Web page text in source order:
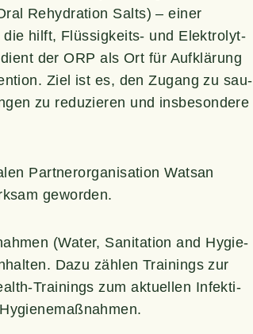
Rehy­dra­ti­on Salts) – einer
die hilft, Flüs­sig­keits- und Elek­tro­lyt­
der ORP als Ort für Auf­klä­rung
Ziel ist es, den Zugang zu sau­
zu redu­zie­ren und ins­be­son­de­re
Part­ner­or­ga­ni­sa­ti­on Watsan
geworden.
(Water, Sani­ta­ti­on and Hygie­
Dazu zäh­len Trai­nings zur
Trai­nings zum aktu­el­len Infek­ti­